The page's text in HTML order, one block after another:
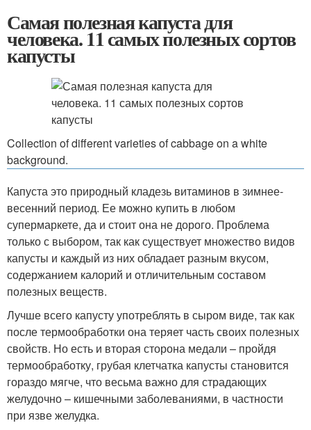
Самая полезная капуста для
человека. 11 самых полезных сортов
капусты
Collection of different varieties of cabbage on a white
background.
Капуста это природный кладезь витаминов в зимнее-
весенний период. Ее можно купить в любом
супермаркете, да и стоит она не дорого. Проблема
только с выбором, так как существует множество видов
капусты и каждый из них обладает разным вкусом,
содержанием калорий и отличительным составом
полезных веществ.
Лучше всего капусту употреблять в сыром виде, так как
после термообработки она теряет часть своих полезных
свойств. Но есть и вторая сторона медали – пройдя
термообработку, грубая клетчатка капусты становится
гораздо мягче, что весьма важно для страдающих
желудочно – кишечными заболеваниями, в частности
при язве желудка.